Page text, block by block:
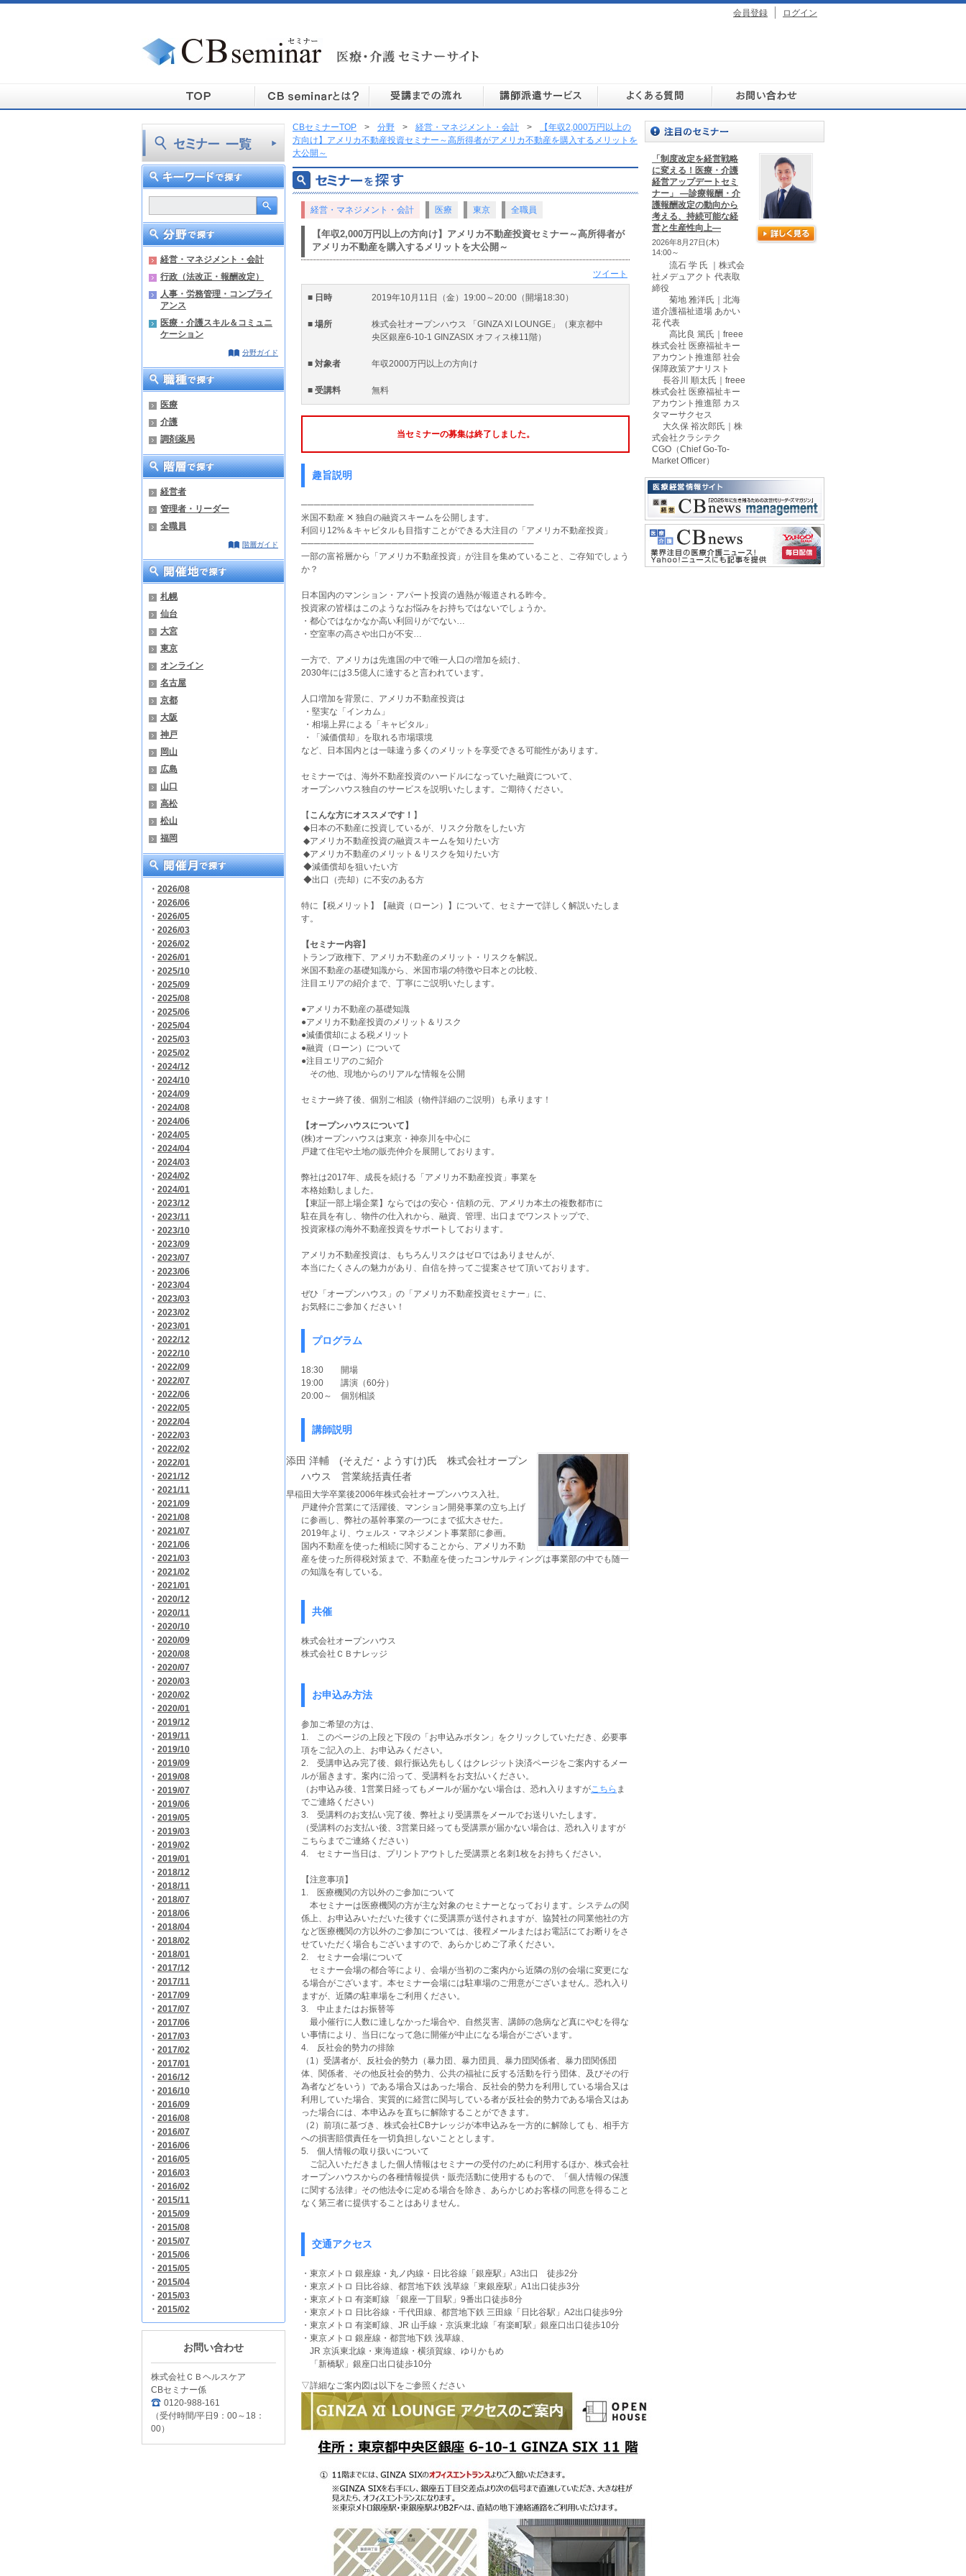
会員登録 ログイン
経営・マネジメント・会計
行政（法改正・報酬改定）
人事・労務管理・コンプライ
アンス
医療・介護スキル＆コミュニ
ケーション
分野ガイド
医療
介護
調剤薬局
経営者
管理者・リーダー
全職員
階層ガイド
札幌
仙台
大宮
東京
オンライン
名古屋
京都
大阪
神戸
岡山
広島
山口
高松
松山
福岡
・ 2026/08
・ 2026/06
・ 2026/05
・ 2026/03
・ 2026/02
・ 2026/01
・ 2025/10
・ 2025/09
・ 2025/08
・ 2025/06
・ 2025/04
・ 2025/03
・ 2025/02
・ 2024/12
・ 2024/10
・ 2024/09
・ 2024/08
・ 2024/06
・ 2024/05
・ 2024/04
・ 2024/03
・ 2024/02
・ 2024/01
・ 2023/12
・ 2023/11
・ 2023/10
・ 2023/09
・ 2023/07
・ 2023/06
・ 2023/04
・ 2023/03
・ 2023/02
・ 2023/01
・ 2022/12
・ 2022/10
・ 2022/09
・ 2022/07
・ 2022/06
・ 2022/05
・ 2022/04
・ 2022/03
・ 2022/02
・ 2022/01
・ 2021/12
・ 2021/11
・ 2021/09
・ 2021/08
・ 2021/07
・ 2021/06
・ 2021/03
・ 2021/02
・ 2021/01
・ 2020/12
・ 2020/11
・ 2020/10
・ 2020/09
・ 2020/08
・ 2020/07
・ 2020/03
・ 2020/02
・ 2020/01
・ 2019/12
・ 2019/11
・ 2019/10
・ 2019/09
・ 2019/08
・ 2019/07
・ 2019/06
・ 2019/05
・ 2019/03
・ 2019/02
・ 2019/01
・ 2018/12
・ 2018/11
・ 2018/07
・ 2018/06
・ 2018/04
・ 2018/02
・ 2018/01
・ 2017/12
・ 2017/11
・ 2017/09
・ 2017/07
・ 2017/06
・ 2017/03
・ 2017/02
・ 2017/01
・ 2016/12
・ 2016/10
・ 2016/09
・ 2016/08
・ 2016/07
・ 2016/06
・ 2016/05
・ 2016/03
・ 2016/02
・ 2015/11
・ 2015/09
・ 2015/08
・ 2015/07
・ 2015/06
・ 2015/05
・ 2015/04
・ 2015/03
・ 2015/02
お問い合わせ
株式会社ＣＢヘルスケア
CBセミナー係
0120-988-161
（受付時間/平日9：00～18：
00）
CBセミナーTOP > 分野 > 経営・マネジメント・会計 >
【年収2,000万円以上の
方向け】アメリカ不動産投資セミナー～高所得者がアメリカ不動産を購入するメリットを
大公開～
経営・マネジメント・会計 医療 東京 全職員
【年収2,000万円以上の方向け】アメリカ不動産投資セミナー～高所得者が
アメリカ不動産を購入するメリットを大公開～
ツイート
■ 日時 2019年10月11日（金）19:00～20:00（開場18:30）
■ 場所
株式会社オープンハウス 「GINZA XI LOUNGE」（東京都中
央区銀座6-10-1 GINZASIX オフィス棟11階）
■ 対象者 年収2000万円以上の方向け
■ 受講料 無料
当セミナーの募集は終了しました。
趣旨説明
────────────────────────────────────
米国不動産 ✕ 独自の融資スキームを公開します。
利回り12%＆キャピタルも目指すことができる大注目の「アメリカ不動産投資」
────────────────────────────────────
一部の富裕層から「アメリカ不動産投資」 が注目を集めていること、
ご存知でしょう
か？
日本国内のマンション・アパート投資の過熱が報道される昨今。
投資家の皆様はこのようなお悩みをお持ちではないでしょうか。
・都心ではなかなか高い利回りがでない…
・空室率の高さや出口が不安…
一方で、アメリカは先進国の中で唯一人口の増加を続け、
2030年には3.5億人に達すると言われています。
人口増加を背景に、アメリカ不動産投資は
・堅実な「インカム」
・相場上昇による「キャピタル」
・「減価償却」を取れる市場環境
など、
日本国内とは一味違う多くのメリットを享受できる可能性がありま す。
セミナーでは、 海外不動産投資のハードルになっていた融資について、
オープンハウス独自のサービスを説明いたします。
ご期待ください。
【こんな方にオススメです！ 】
◆日本の不動産に投資しているが、リスク分散をしたい方
◆アメリカ不動産投資の融資スキームを知りたい方
◆アメリカ不動産のメリット＆リスクを知りたい方
◆減価償却を狙いたい方
◆出口（売却）に不安のある方
特に【税メリット】【融資（ローン）】について、 セミナーで詳しく解説いたしま
す。
【セミナー内容】
トランプ政権下、アメリカ不動産のメリット・リスクを解説。
米国不動産の基礎知識から、米国市場の特徴や日本との比較、
注目エリアの紹介まで、丁寧にご説明いたします。
●アメリカ不動産の基礎知識
●アメリカ不動産投資のメリット＆リスク
●減価償却による税メリット
●融資（ローン）について
●注目エリアのご紹介
その他、現地からのリアルな情報を公開
セミナー終了後、個別ご相談（物件詳細のご説明）も承ります！
【オープンハウスについて】
(株)オープンハウスは東京・神奈川を中心に
戸建て住宅や土地の販売仲介を展開しております。
弊社は2017年、成長を続ける「アメリカ不動産投資」事業を
本格始動しました。
【東証一部上場企業】ならではの安心・信頼の元、 アメリカ本土の複数都市に
駐在員を有し、物件の仕入れから、融資、管理、 出口までワンストップで、
投資家様の海外不動産投資をサポートしております。
アメリカ不動産投資は、もちろんリスクはゼロではありませんが、
本当にたくさんの魅力があり、 自信を持ってご提案させて頂いております。
ぜひ「オープンハウス」の「アメリカ不動産投資セミナー」に、
お気軽にご参加ください！
プログラム
18:30 開場
19:00 講演（60分）
20:00～ 個別相談
講師説明
添田 洋輔 (そえだ・ようすけ)氏 株式会社オープン
ハウス 営業統括責任者
早稲田大学卒業後2006年株式会社オープンハウス入社。
戸建仲介営業にて活躍後、マンション開発事業の立ち上げ
に参画し、弊社の基幹事業の一つにまで拡大させた。
2019年より、ウェルス・マネジメント事業部に参画。
国内不動産を使った相続に関することから、アメリカ不動
産を使った所得税対策まで、不動産を使ったコンサルティングは事業部の中でも随一
の知識を有している。
共催
株式会社オープンハウス
株式会社ＣＢナレッジ
お申込み方法
参加ご希望の方は、
1. このページの上段と下段の「お申込みボタン」をクリックしていただき、必要事
項をご記入の上、お申込みください。
2. 受講申込み完了後、銀行振込先もしくはクレジット決済ページをご案内するメー
ルが届きます。案内に沿って、受講料をお支払いください。
（お申込み後、1営業日経ってもメールが届かない場合は、恐れ入りますが こちら ま
でご連絡ください）
3. 受講料のお支払い完了後、弊社より受講票をメールでお送りいたします。
（受講料のお支払い後、3営業日経っても受講票が届かない場合は、恐れ入りますが
こちらまでご連絡ください）
4. セミナー当日は、プリントアウトした受講票と名刺1枚をお持ちください。
【注意事項】
1. 医療機関の方以外のご参加について
本セミナーは医療機関の方が主な対象のセミナーとなっております。システムの関
係上、お申込みいただいた後すぐに受講票が送付されますが、協賛社の同業他社の方
など医療機関の方以外のご参加については、後程メールまたはお電話にてお断りをさ
せていただく場合もございますので、あらかじめご了承ください。
2. セミナー会場について
セミナー会場の都合等により、会場が当初のご案内から近隣の別の会場に変更にな
る場合がございます。本セミナー会場には駐車場のご用意がございません。恐れ入り
ますが、近隣の駐車場をご利用ください。
3. 中止またはお振替等
最小催行に人数に達しなかった場合や、自然災害、講師の急病など真にやむを得な
い事情により、当日になって急に開催が中止になる場合がございます。
4. 反社会的勢力の排除
（1）受講者が、反社会的勢力（暴力団、暴力団員、暴力団関係者、暴力団関係団
体、関係者、その他反社会的勢力、公共の福祉に反する活動を行う団体、及びその行
為者などをいう）である場合又はあった場合、反社会的勢力を利用している場合又は
利用していた場合、実質的に経営に関与している者が反社会的勢力である場合又はあ
った場合には、本申込みを直ちに解除することができます。
（2）前項に基づき、株式会社CBナレッジが本申込みを一方的に解除しても、相手方
への損害賠償責任を一切負担しないこととします。
5. 個人情報の取り扱いについて
ご記入いただきました個人情報はセミナーの受付のために利用するほか、株式会社
オープンハウスからの各種情報提供・販売活動に使用するもので、「個人情報の保護
に関する法律」その他法令に定める場合を除き、あらかじめお客様の同意を得ること
なく第三者に提供することはありません。
交通アクセス
・東京メトロ 銀座線・丸ノ内線・日比谷線「銀座駅」A3出口 徒歩2分
・東京メトロ 日比谷線、都営地下鉄 浅草線「東銀座駅」A1出口徒歩3分
・東京メトロ 有楽町線 「銀座一丁目駅」9番出口徒歩8分
・東京メトロ 日比谷線・千代田線、都営地下鉄 三田線「日比谷駅」A2出口徒歩9分
・東京メトロ 有楽町線、JR 山手線・京浜東北線「有楽町駅」銀座口出口徒歩10分
・東京メトロ 銀座線・都営地下鉄 浅草線、
JR 京浜東北線・東海道線・横須賀線、ゆりかもめ
「新橋駅」銀座口出口徒歩10分
▽詳細なご案内図は以下をご参照ください
「制度改定を経営戦略
に変える！医療・介護
経営アップデートセミ
ナー」 ―診療報酬・介
護報酬改定の動向から
考える、持続可能な経
営と生産性向上―
2026年8月27日(木)
14:00～
流石 学 氏 ｜株式会
社メデュアクト 代表取
締役
菊地 雅洋氏｜北海
道介護福祉道場 あかい
花 代表
高比良 篤氏｜freee
株式会社 医療福祉キー
アカウント推進部 社会
保障政策アナリスト
長谷川 順太氏｜freee
株式会社 医療福祉キー
アカウント推進部 カス
タマーサクセス
大久保 裕次郎氏｜株
式会社クラシテク
CGO（Chief Go-To-
Market Officer）